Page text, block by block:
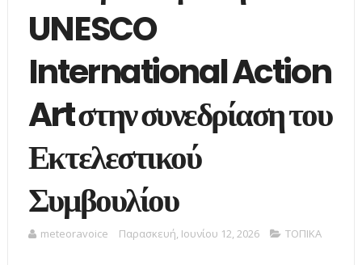
UNESCO
International Action
Art στην συνεδρίαση του
Εκτελεστικού
Συμβουλίου
meteoravoice Παρασκευή, Ιουνίου 12, 2026 ΤΟΠΙΚΑ